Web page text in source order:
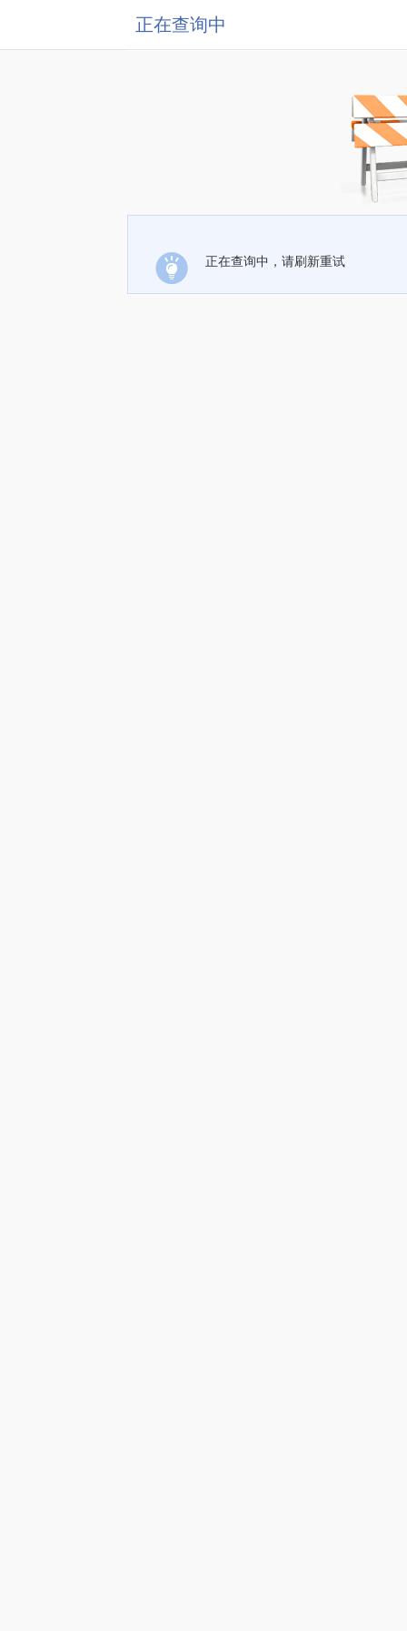
正在查询中
正在查询中，请刷新重试